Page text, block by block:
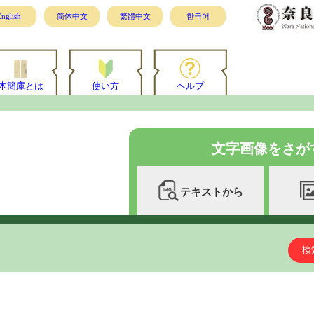
简体中文 繁體中文 한국어
簡庫とは 使い方 ヘルプ
文字画像をさが
テキストから
検